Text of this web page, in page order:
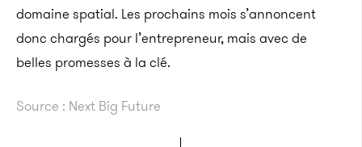
domaine spatial. Les prochains mois s’annoncent
donc chargés pour l’entrepreneur, mais avec de
belles promesses à la clé.
Source : Next Big Future